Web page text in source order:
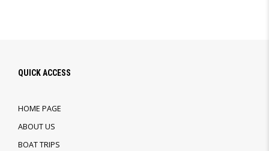
QUICK ACCESS
HOME PAGE
ABOUT US
BOAT TRIPS